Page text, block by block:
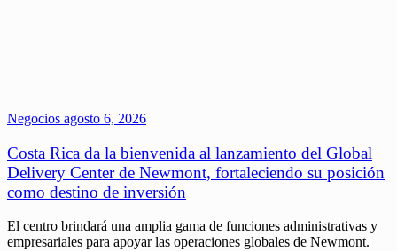
Negocios agosto 6, 2026
Costa Rica da la bienvenida al lanzamiento del Global
Delivery Center de Newmont, fortaleciendo su posición
como destino de inversión
El centro brindará una amplia gama de funciones administrativas y
empresariales para apoyar las operaciones globales de Newmont.